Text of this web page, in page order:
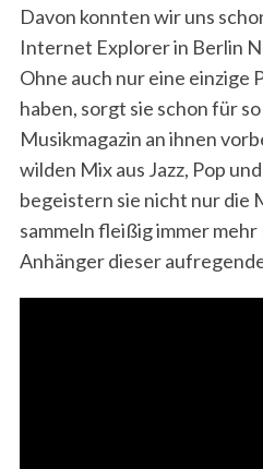
Davon konnten wir uns
Internet Explorer in Berlin
Ohne auch nur eine
haben, sorgt sie schon für
Musikmagazin an ihnen
wilden Mix aus Jazz, Pop
begeistern sie nicht nur die
sammeln fleißig immer mehr
Anhänger dieser